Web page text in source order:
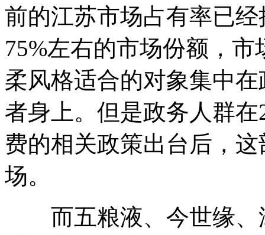
前的江苏市场占有率已
75%左右的市场份额，
柔风格适合的对象集中
者身上。但是政务人群
费的相关政策出台后，
场。
而五粮液、今世缘、